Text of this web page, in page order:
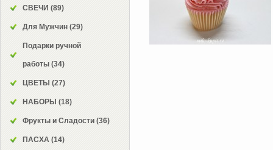
СВЕЧИ (89)
Для Мужчин (29)
Подарки ручной
работы (34)
ЦВЕТЫ (27)
НАБОРЫ (18)
Фрукты и Сладости (36)
ПАСХА (14)